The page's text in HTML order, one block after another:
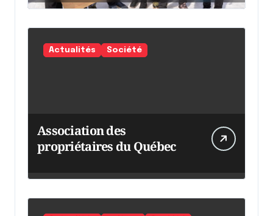
Actualités Société
Association des
propriétaires du Québec